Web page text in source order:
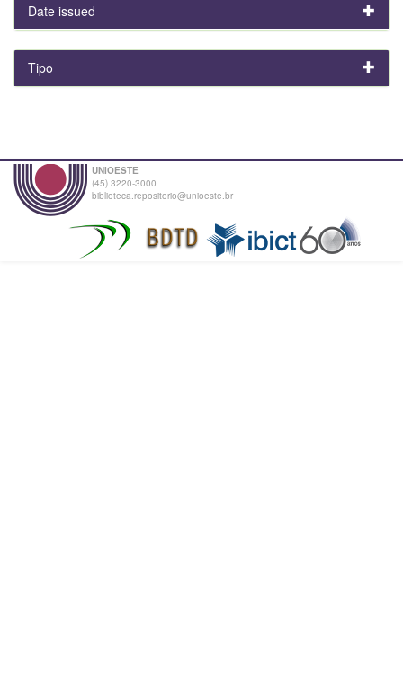
Date issued
Tipo
UNIOESTE
(45) 3220-3000
biblioteca.repositorio@unioeste.br